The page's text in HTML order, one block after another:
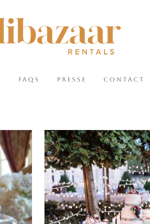
FAQS PRESSE CONTACT